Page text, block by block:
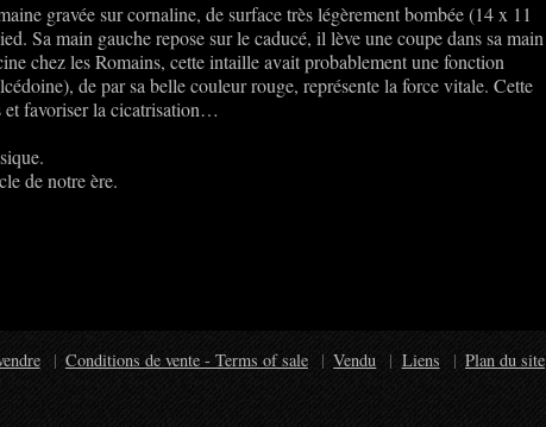
gravée sur cornaline, de surface très légèrement bombée (14 x 11
Sa main gauche repose sur le caducé, il lève une coupe dans sa main
chez les Romains, cette intaille avait probablement une fonction
de par sa belle couleur rouge, représente la force vitale. Cette
et favoriser la cicatrisation…
de notre ère.
Conditions de vente - Terms of sale Vendu Liens
Plan du site